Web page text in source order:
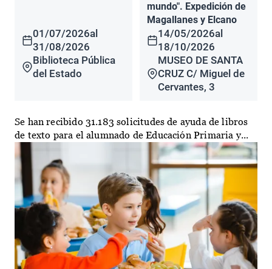
01/07/2026al
31/08/2026
Biblioteca Pública
del Estado
mundo". Expedición de
Magallanes y Elcano
14/05/2026al
18/10/2026
MUSEO DE SANTA
CRUZ C/ Miguel de
Cervantes, 3
Se han recibido 31.183 solicitudes de ayuda de libros
de texto para el alumnado de Educación Primaria y...